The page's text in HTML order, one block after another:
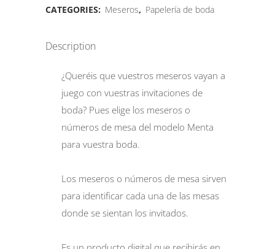
CATEGORIES: Meseros, Papelería de boda
Description
¿Queréis que vuestros meseros vayan a
juego con vuestras invitaciones de
boda? Pues elige los meseros o
números de mesa del modelo Menta
para vuestra boda.
Los meseros o números de mesa sirven
para identificar cada una de las mesas
donde se sientan los invitados.